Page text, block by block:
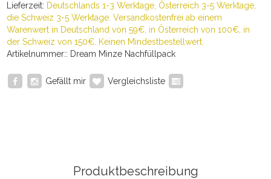
Lieferzeit: Deutschlands 1-3 Werktage, Österreich 3-5 Werktage,
die Schweiz 3-5 Werktage. Versandkostenfrei ab einem
Warenwert in Deutschland von 59€, in Österreich von 100€, in
der Schweiz von 150€. Keinen Mindestbestellwert.
Artikelnummer:: Dream Minze Nachfüllpack
Gefällt mir Vergleichsliste
Produktbeschreibung